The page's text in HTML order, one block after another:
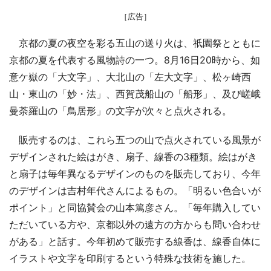
［広告］
京都の夏の夜空を彩る五山の送り火は、祇園祭とともに
京都の夏を代表する風物詩の一つ。8月16日20時から、如
意ケ嶽の「大文字」、大北山の「左大文字」、松ヶ崎西
山・東山の「妙・法」、西賀茂船山の「船形」、及び嵯峨
曼荼羅山の「鳥居形」の文字が次々と点火される。
販売するのは、これら五つの山で点火されている風景が
デザインされた絵はがき、扇子、線香の3種類。絵はがき
と扇子は毎年異なるデザインのものを販売しており、今年
のデザインは吉村年代さんによるもの。「明るい色合いが
ポイント」と同協賛会の山本篤彦さん。「毎年購入してい
ただいている方や、京都以外の遠方の方からも問い合わせ
がある」と話す。今年初めて販売する線香は、線香自体に
イラストや文字を印刷するという特殊な技術を施した。